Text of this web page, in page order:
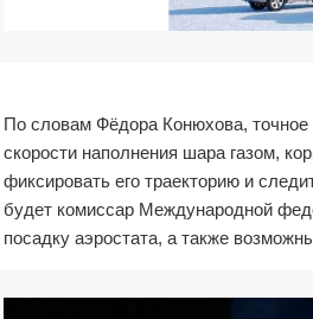
По словам Фёдора Конюхова, точное
скорости наполнения шара газом,
фиксировать его траекторию и
будет комиссар Международной
посадку аэростата, а также